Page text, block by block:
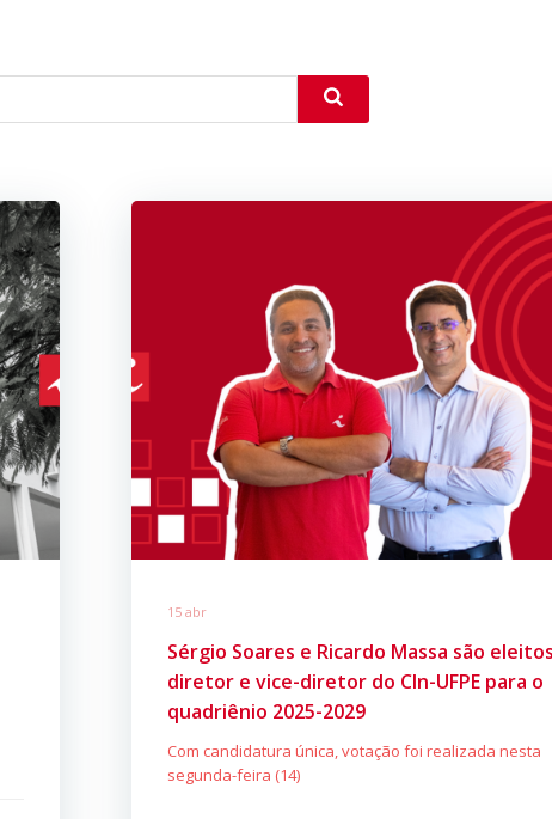
15 abr
Sérgio Soares e Ricardo Massa são
diretor e vice-diretor do CIn-UFPE para o
quadriênio 2025-2029
Com candidatura única, votação foi realizada nesta
segunda-feira (14)